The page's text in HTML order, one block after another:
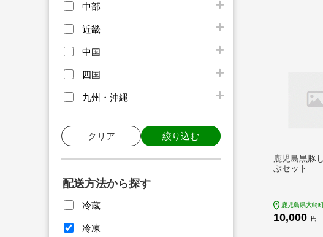
中部
近畿
中国
四国
九州・沖縄
クリア 絞り込む
配送方法から探す
冷蔵
冷凍
鹿児島黒豚
ぶセット
鹿児島県大崎
10,000 円